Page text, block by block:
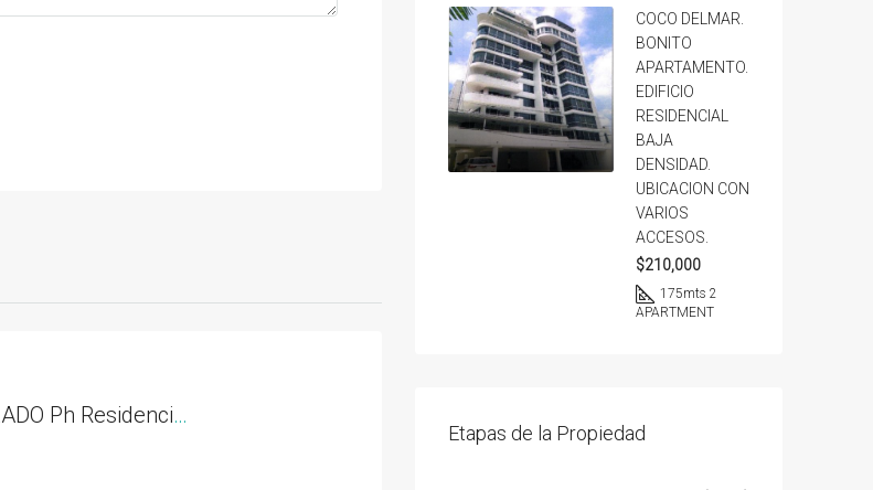
Apartamento AMOBLADO Ph Residencias del Sol acceso directo al Parque Omar
COCO DELMAR.
BONITO
APARTAMENTO.
EDIFICIO
RESIDENCIAL
BAJA
DENSIDAD.
UBICACION CON
VARIOS
ACCESOS.
$210,000
175mts 2
APARTMENT
Etapas de la Propiedad